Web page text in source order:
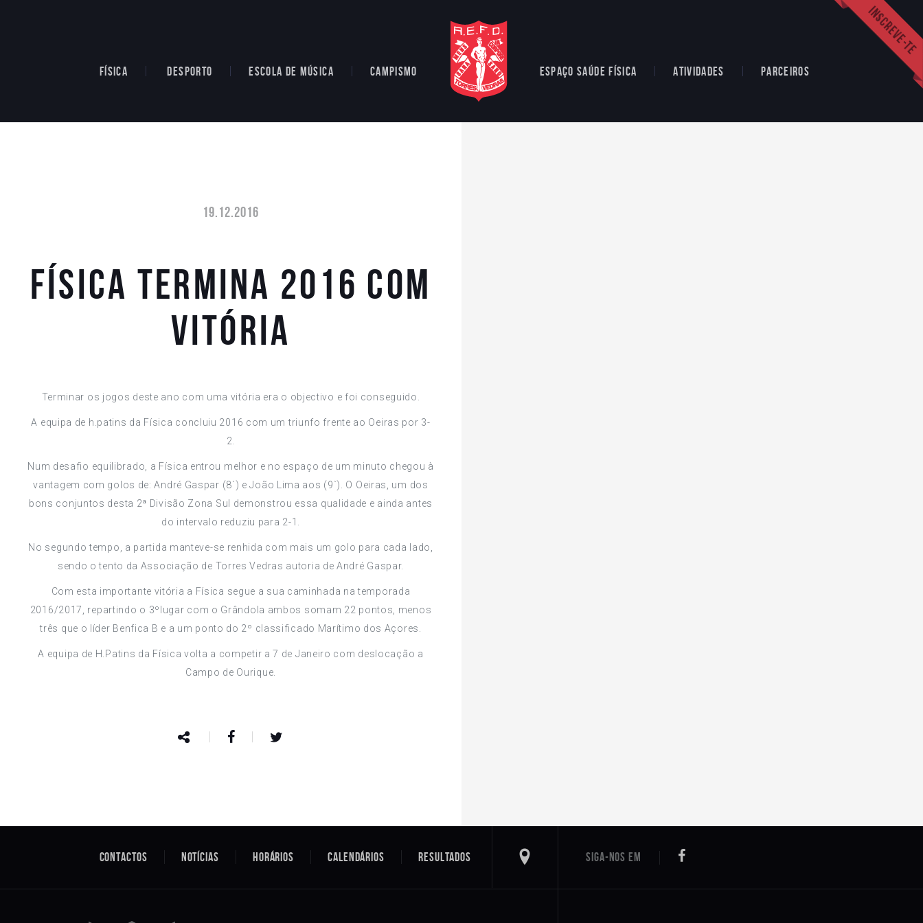
FÍSICA DESPORTO ESCOLA DE MÚSICA CAMPISMO ESPAÇO SAÚDE FÍSICA ATIVIDADES PARCEIROS
19.12.2016
FÍSICA TERMINA 2016 COM
VITÓRIA
Terminar os jogos deste ano com uma vitória era o objectivo e foi conseguido.
A equipa de h.patins da Física concluiu 2016 com um triunfo frente ao Oeiras por 3-
2.
Num desafio equilibrado, a Física entrou melhor e no espaço de um minuto chegou à
vantagem com golos de: André Gaspar (8`) e João Lima aos (9`). O Oeiras, um dos
bons conjuntos desta 2ª Divisão Zona Sul demonstrou essa qualidade e ainda antes
do intervalo reduziu para 2-1.
No segundo tempo, a partida manteve-se renhida com mais um golo para cada lado,
sendo o tento da Associação de Torres Vedras autoria de André Gaspar.
Com esta importante vitória a Física segue a sua caminhada na temporada
2016/2017, repartindo o 3ºlugar com o Grândola ambos somam 22 pontos, menos
três que o líder Benfica B e a um ponto do 2º classificado Marítimo dos Açores.
A equipa de H.Patins da Física volta a competir a 7 de Janeiro com deslocação a
Campo de Ourique.
Contactos Notícias Horários Calendários Resultados